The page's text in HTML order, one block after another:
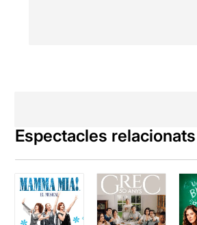
Espectacles relacionats